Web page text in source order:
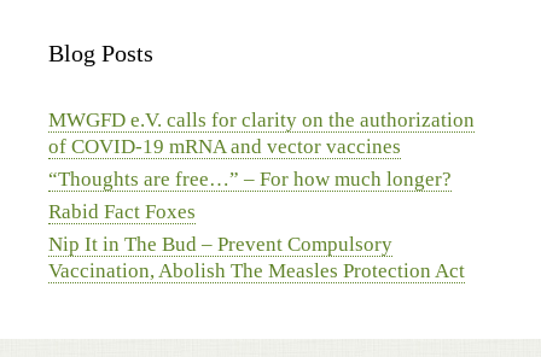
Blog Posts
MWGFD e.V. calls for clarity on the authorization
of COVID-19 mRNA and vector vaccines
“Thoughts are free…” – For how much longer?
Rabid Fact Foxes
Nip It in The Bud – Prevent Compulsory
Vaccination, Abolish The Measles Protection Act